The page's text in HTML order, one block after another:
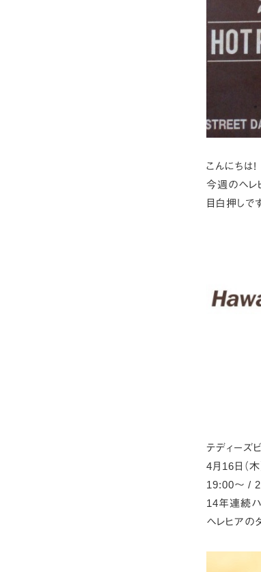
こんにちは!
今週のヘレ
目白押し
テディーズ
4月16日（木
19:00～ /
14年連続ハ
ヘレヒアの